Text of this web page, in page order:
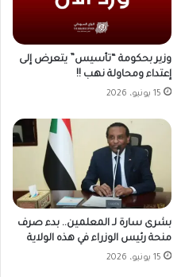
وزير بحكومة “تأسيس” يتعرض إلى
إعتداء ومحاولة نهب !!
15 يونيو، 2026
بشرى سارة لـ المعلمين.. بدء صرف
منحة رئيس الوزراء في هذه الولاية
15 يونيو، 2026